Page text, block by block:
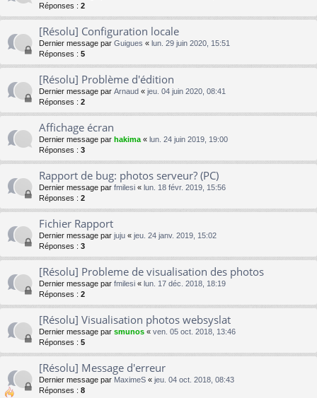
Réponses : 2
[Résolu] Configuration locale
Dernier message par Guigues « lun. 29 juin 2020, 15:51
Réponses : 5
[Résolu] Problème d'édition
Dernier message par Arnaud « jeu. 04 juin 2020, 08:41
Réponses : 2
Affichage écran
Dernier message par hakima « lun. 24 juin 2019, 19:00
Réponses : 3
Rapport de bug: photos serveur? (PC)
Dernier message par fmilesi « lun. 18 févr. 2019, 15:56
Réponses : 2
Fichier Rapport
Dernier message par juju « jeu. 24 janv. 2019, 15:02
Réponses : 3
[Résolu] Probleme de visualisation des photos
Dernier message par fmilesi « lun. 17 déc. 2018, 18:19
Réponses : 2
[Résolu] Visualisation photos websyslat
Dernier message par smunos « ven. 05 oct. 2018, 13:46
Réponses : 5
[Résolu] Message d'erreur
Dernier message par MaximeS « jeu. 04 oct. 2018, 08:43
Réponses : 8